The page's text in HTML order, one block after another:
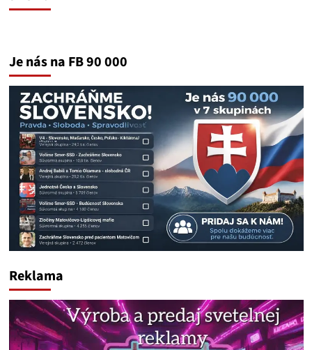
Je nás na FB 90 000
Reklama